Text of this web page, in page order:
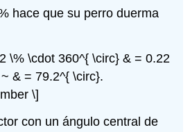
hace que su perro duerma
\% \cdot 360^{ \circ} & = 0.22
& = 79.2^{ \circ}.
\]
con un ángulo central de